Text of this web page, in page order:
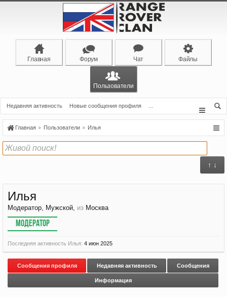
Главная Форум Чат Файлы
Пользователи
Недавняя активность Новые сообщения профиля
Главная Пользователи Илья
↑ ↓
Илья
Модератор, Мужской, из Москва
МОДЕРАТОР
Последняя активность Илья: 4 июн 2025
Сообщения профиля Недавняя активность Сообщения
Информация